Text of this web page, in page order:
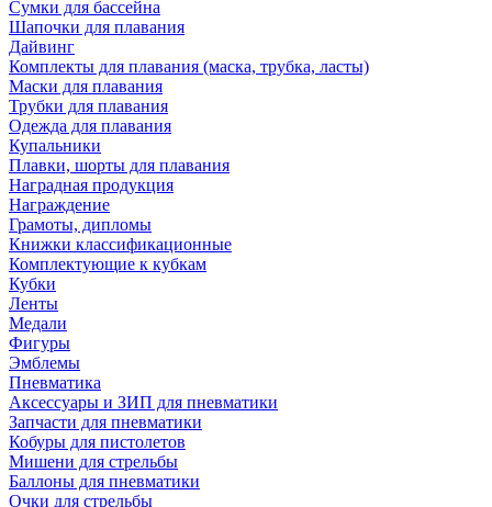
Сумки для бассейна
Шапочки для плавания
Дайвинг
Комплекты для плавания (маска, трубка, ласты)
Маски для плавания
Трубки для плавания
Одежда для плавания
Купальники
Плавки, шорты для плавания
Наградная продукция
Награждение
Грамоты, дипломы
Книжки классификационные
Комплектующие к кубкам
Кубки
Ленты
Медали
Фигуры
Эмблемы
Пневматика
Аксессуары и ЗИП для пневматики
Запчасти для пневматики
Кобуры для пистолетов
Мишени для стрельбы
Баллоны для пневматики
Очки для стрельбы